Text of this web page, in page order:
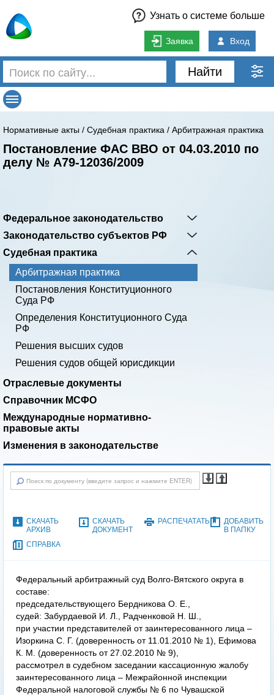
Узнать о системе больше
Заявка Вход
Найти
Нормативные акты / Судебная практика / Арбитражная практика
Постановление ФАС ВВО от 04.03.2010 по
делу № А79-12036/2009
Федеральное законодательство
Законодательство субъектов РФ
Судебная практика
Арбитражная практика
Постановления Конституционного
Суда РФ
Определения Конституционного Суда
РФ
Решения высших судов
Решения судов общей юрисдикции
Отраслевые документы
Справочник МСФО
Международные нормативно-
правовые акты
Изменения в законодательстве
СКАЧАТЬ
АРХИВ
СКАЧАТЬ
ДОКУМЕНТ
РАСПЕЧАТАТЬ
ДОБАВИТЬ
В ПАПКУ
СПРАВКА
Федеральный арбитражный суд Волго-Вятского округа в
составе:
председательствующего Бердникова О. Е.,
судей: Забурдаевой И. Л., Радченковой Н. Ш.,
при участии представителей от заинтересованного лица –
Изоркина С. Г. (доверенность от 11.01.2010 № 1), Ефимова
К. М. (доверенность от 27.02.2010 № 9),
рассмотрел в судебном заседании кассационную жалобу
заинтересованного лица – Межрайонной инспекции
Федеральной налоговой службы № 6 по Чувашской